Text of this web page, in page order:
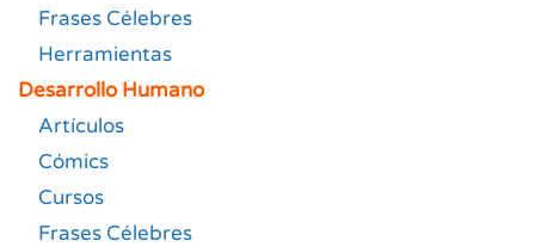
Frases Célebres
Herramientas
Desarrollo Humano
Artículos
Cómics
Cursos
Frases Célebres